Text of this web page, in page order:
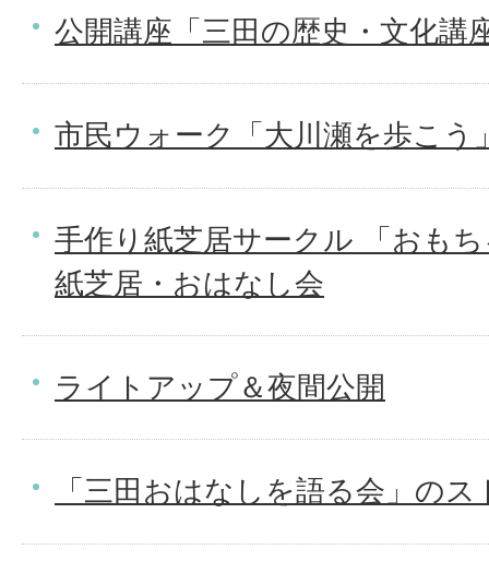
公開講座「三田の歴史・文化講
市民ウォーク「大川瀬を歩こう
手作り紙芝居サークル 「おも
紙芝居・おはなし会
ライトアップ＆夜間公開
「三田おはなしを語る会」の